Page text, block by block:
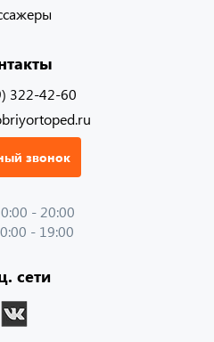
322-42-60
звонок
- 20:00
- 19:00
сети